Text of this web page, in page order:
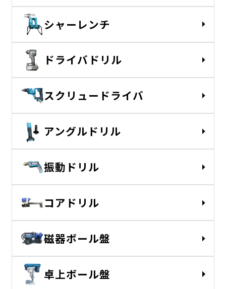
シャーレンチ
ドライバドリル
スクリュードライバ
アングルドリル
振動ドリル
コアドリル
磁器ボール盤
卓上ボール盤